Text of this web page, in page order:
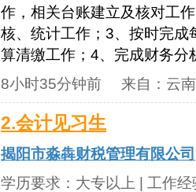
作，相关台账建立及核对工
核、统计工作；3、按时完成
算清缴工作；4、完成财务分
8小时35分钟前 来自： 云
2.会计见习生
揭阳市淼犇财税管理有限公司
学历要求： 大专以上 | 工作